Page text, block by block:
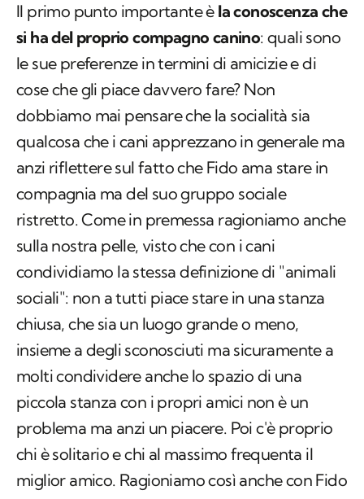
Il primo punto importante è la conoscenza che
si ha del proprio compagno canino: quali sono
le sue preferenze in termini di amicizie e di
cose che gli piace davvero fare? Non
dobbiamo mai pensare che la socialità sia
qualcosa che i cani apprezzano in generale ma
anzi riflettere sul fatto che Fido ama stare in
compagnia ma del suo gruppo sociale
ristretto. Come in premessa ragioniamo anche
sulla nostra pelle, visto che con i cani
condividiamo la stessa definizione di "animali
sociali": non a tutti piace stare in una stanza
chiusa, che sia un luogo grande o meno,
insieme a degli sconosciuti ma sicuramente a
molti condividere anche lo spazio di una
piccola stanza con i propri amici non è un
problema ma anzi un piacere. Poi c'è proprio
chi è solitario e chi al massimo frequenta il
miglior amico. Ragioniamo così anche con Fido